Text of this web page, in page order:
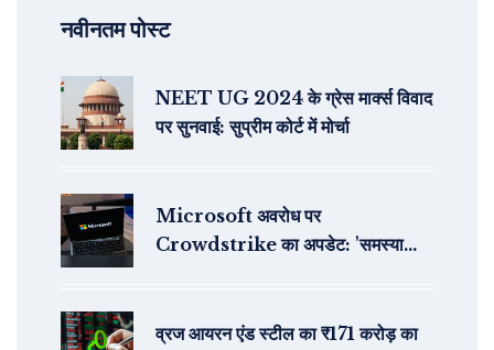
नवीनतम पोस्ट
NEET UG 2024 के ग्रेस मार्क्स विवाद
पर सुनवाई: सुप्रीम कोर्ट में मोर्चा
Microsoft अवरोध पर
Crowdstrike का अपडेट: 'समस्या
व्रज आयरन एंड स्टील का ₹171 करोड़ का